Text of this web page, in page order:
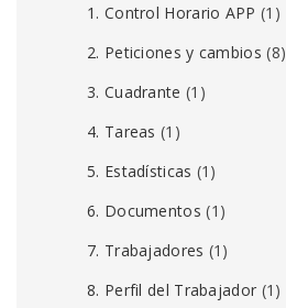
1. Control Horario APP (1)
2. Peticiones y cambios (8)
3. Cuadrante (1)
4. Tareas (1)
5. Estadísticas (1)
6. Documentos (1)
7. Trabajadores (1)
8. Perfil del Trabajador (1)